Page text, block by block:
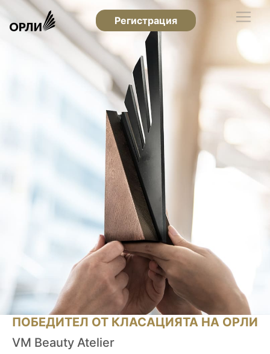
Регистрация
ПОБЕДИТЕЛ ОТ КЛАСАЦИЯТА НА ОРЛИ
VM Beauty Atelier